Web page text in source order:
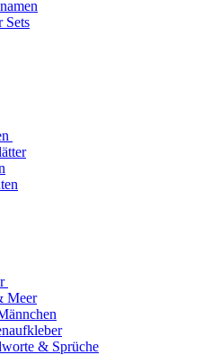
Sets
Meer
& Sprüche